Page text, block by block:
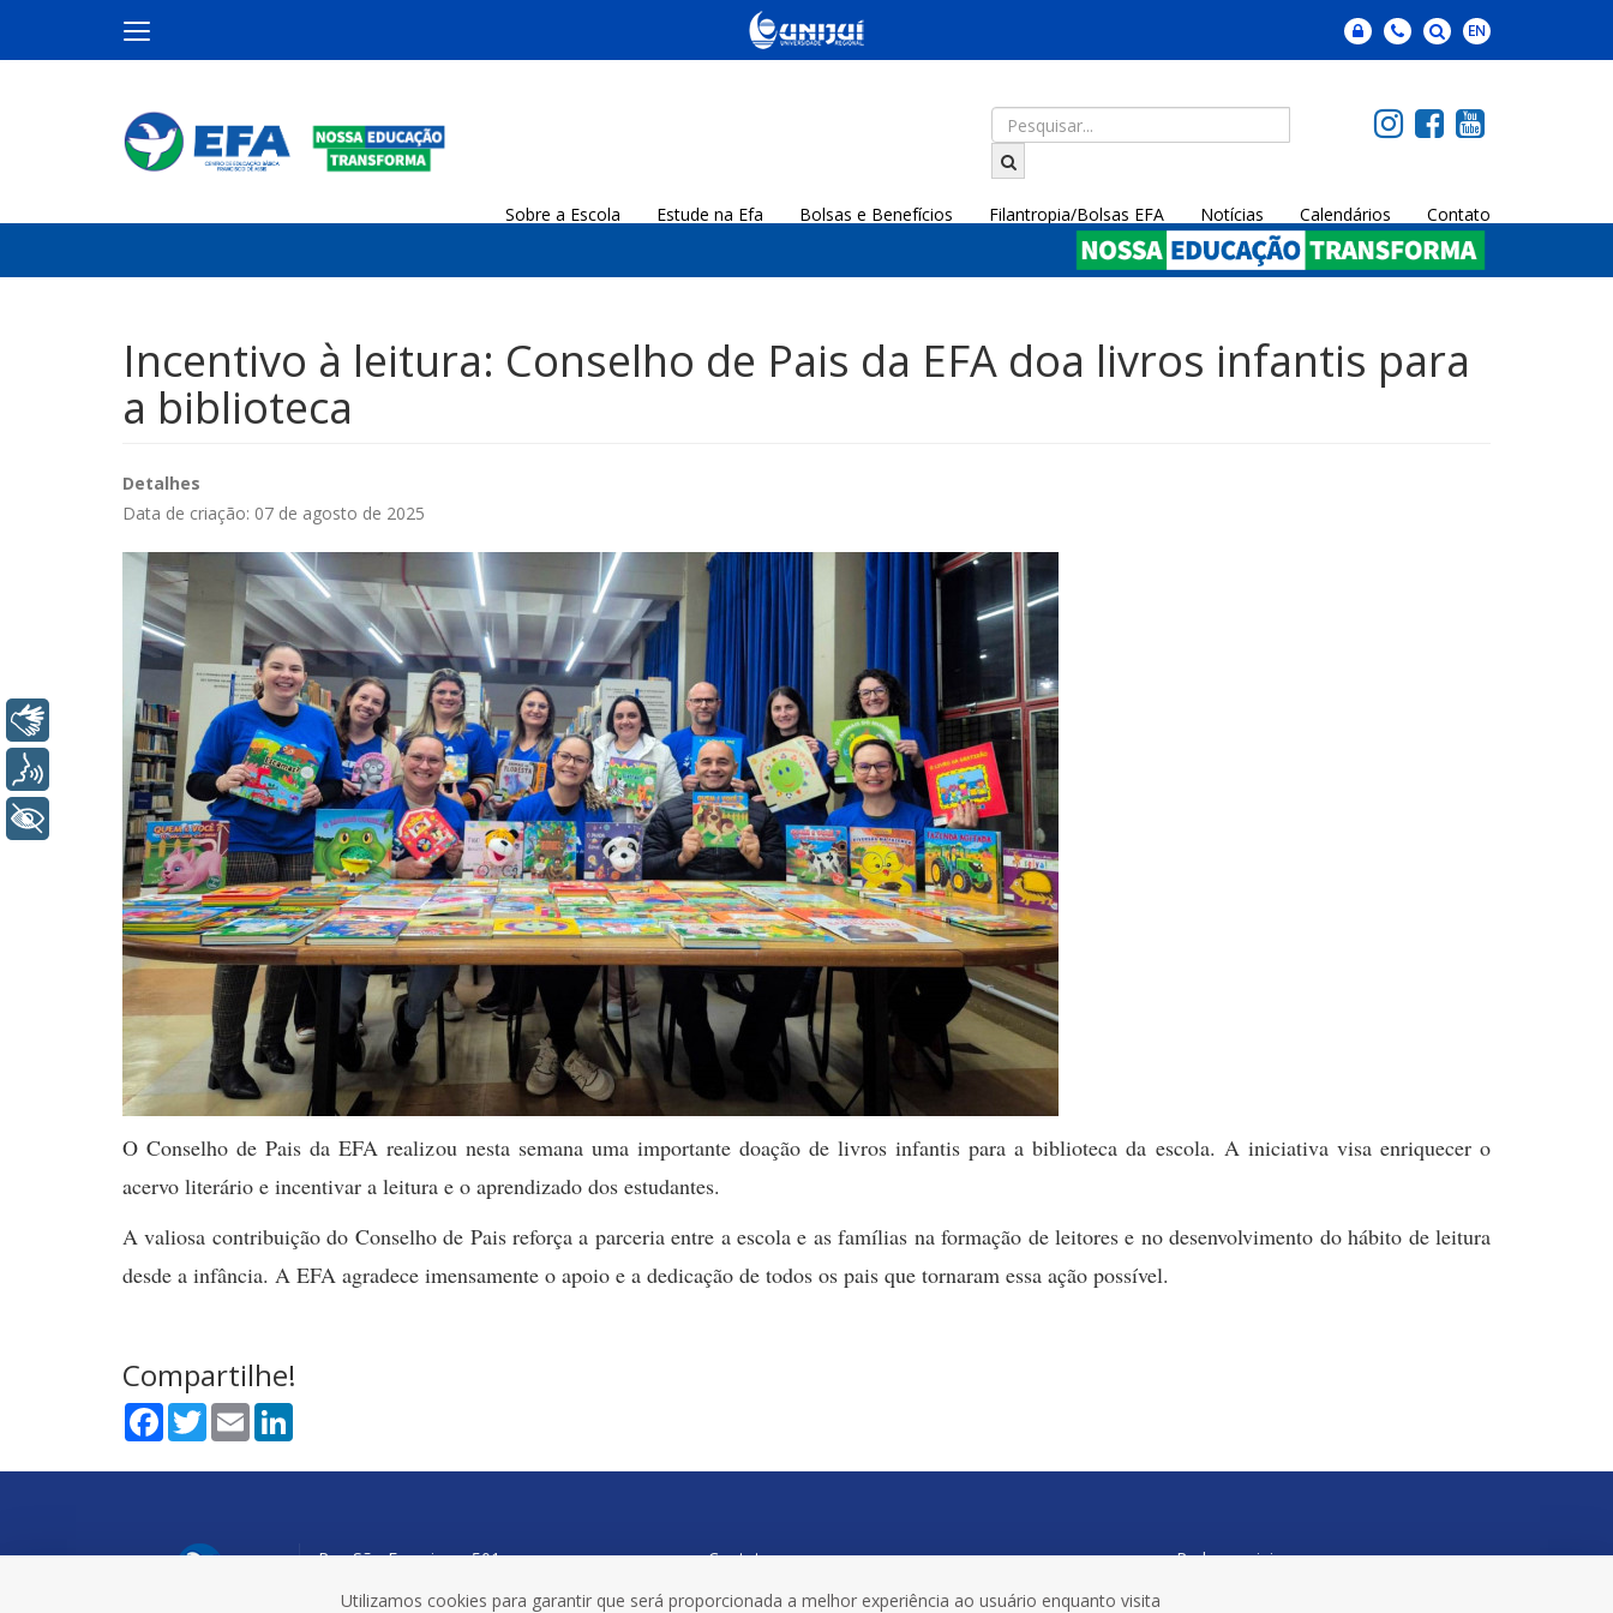
Sobre a Escola Estude na Efa Bolsas e Benefícios Filantropia/Bolsas EFA Notícias Calendários Contato
Incentivo à leitura: Conselho de Pais da EFA doa livros infantis para
a biblioteca
Detalhes
Data de criação: 07 de agosto de 2025
O Conselho de Pais da EFA realizou nesta semana uma importante doação de livros infantis para a biblioteca da escola. A iniciativa visa enriquecer o
acervo literário e incentivar a leitura e o aprendizado dos estudantes.
A valiosa contribuição do Conselho de Pais reforça a parceria entre a escola e as famílias na formação de leitores e no desenvolvimento do hábito de leitura
desde a infância. A EFA agradece imensamente o apoio e a dedicação de todos os pais que tornaram essa ação possível.
Compartilhe!
Facebook
TwitterEmail
Rua São Francisco, 501
Bairro São Geraldo
Contato:
55 3332 0220
Redes sociais
Utilizamos cookies para garantir que será proporcionada a melhor experiência ao usuário enquanto visita
+ Acessibilidade